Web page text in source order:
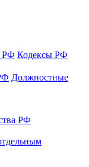
РФ Кодексы РФ
Должностные
РФ